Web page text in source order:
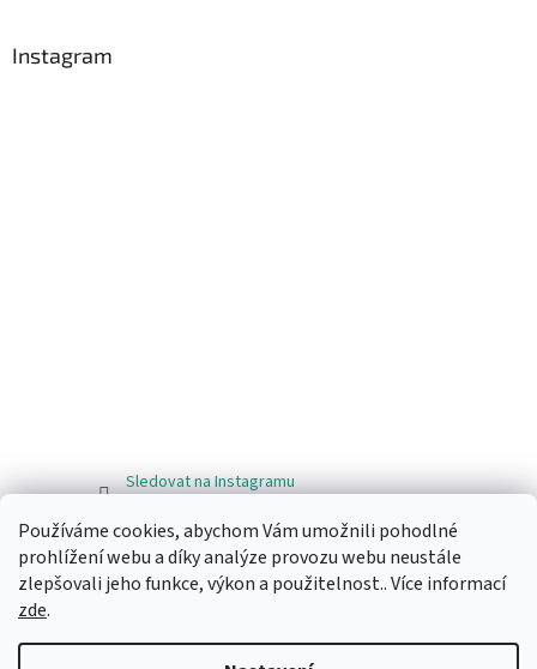
Používáme cookies, abychom Vám umožnili pohodlné
prohlížení webu a díky analýze provozu webu neustále
zlepšovali jeho funkce, výkon a použitelnost.. Více informací
zde.
Instagram
Sledovat na Instagramu
Facebook